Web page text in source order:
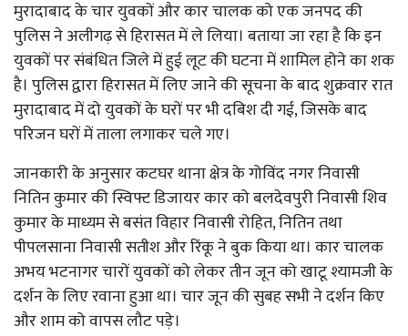
मुरादाबाद के चार युवकों और कार चालक को एक जनपद की
पुलिस ने अलीगढ़ से हिरासत में ले लिया। बताया जा रहा है कि इन
युवकों पर संबंधित जिले में हुई लूट की घटना में शामिल होने का शक
है। पुलिस द्वारा हिरासत में लिए जाने की सूचना के बाद शुक्रवार रात
मुरादाबाद में दो युवकों के घरों पर भी दबिश दी गई, जिसके बाद
परिजन घरों में ताला लगाकर चले गए।
जानकारी के अनुसार कटघर थाना क्षेत्र के गोविंद नगर निवासी
नितिन कुमार की स्विफ्ट डिजायर कार को बलदेवपुरी निवासी शिव
कुमार के माध्यम से बसंत विहार निवासी रोहित, नितिन तथा
पीपलसाना निवासी सतीश और रिंकू ने बुक किया था। कार चालक
अभय भटनागर चारों युवकों को लेकर तीन जून को खाटू श्यामजी के
दर्शन के लिए रवाना हुआ था। चार जून की सुबह सभी ने दर्शन किए
और शाम को वापस लौट पड़े।